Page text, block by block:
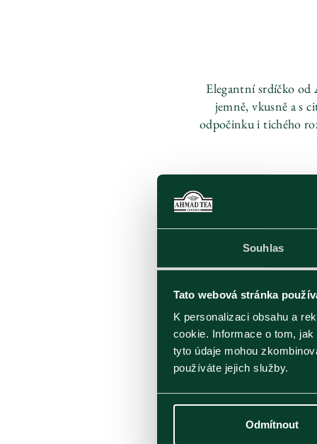
Souhlas
Tato webová stránka
K personalizaci obsahu a
cookie. Informace o tom,
tyto údaje mohou
používáte jejich služby.
Odmítnout
Elegantní srdíčko od
jemně, vkusně a s
odpočinku i tichého